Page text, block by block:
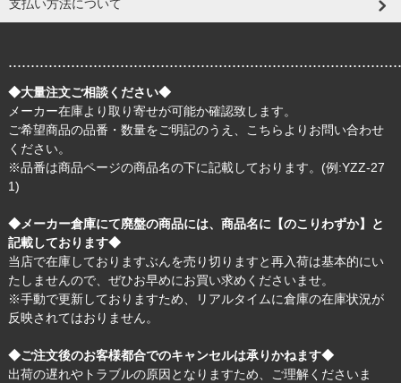
支払い方法について
◆大量注文ご相談ください◆
メーカー在庫より取り寄せが可能か確認致します。
ご希望商品の品番・数量をご明記のうえ、
こちら よりお問い合わせ
ください。
※品番は商品ページの商品名の下に記載しております。(例:YZZ-27
1)
◆メーカー倉庫にて廃盤の商品には、商品名に【のこりわずか】と
記載しております◆
当店で在庫しておりますぶんを売り切りますと再入荷は基本的にい
たしませんので、ぜひお早めにお買い求めくださいませ。
※手動で更新しておりますため、リアルタイムに倉庫の在庫状況が
反映されてはおりません。
◆ご注文後のお客様都合でのキャンセルは承りかねます◆
出荷の遅れやトラブルの原因となりますため、ご理解くださいま